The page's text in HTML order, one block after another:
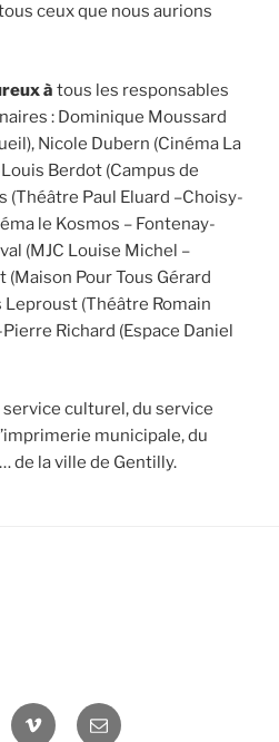
ceux que nous aurions
à tous les responsables
: Dominique Moussard
Nicole Dubern (Cinéma La
Berdot (Campus de
(Théâtre Paul Eluard –Choisy-
le Kosmos – Fontenay-
(MJC Louise Michel –
(Maison Pour Tous Gérard
(Théâtre Romain
Richard (Espace Daniel
culturel, du service
municipale, du
de la ville de Gentilly.
Vimeo Newsletter